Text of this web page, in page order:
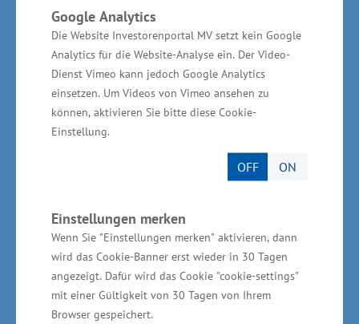
Google Analytics
Die Website Investorenportal MV setzt kein Google
Analytics für die Website-Analyse ein. Der Video-
Dienst Vimeo kann jedoch Google Analytics
einsetzen. Um Videos von Vimeo ansehen zu
können, aktivieren Sie bitte diese Cookie-
Einstellung.
OFF ON
Einstellungen merken
Wenn Sie "Einstellungen merken" aktivieren, dann
wird das Cookie-Banner erst wieder in 30 Tagen
angezeigt. Dafür wird das Cookie "cookie-settings"
mit einer Gültigkeit von 30 Tagen von Ihrem
Browser gespeichert.
profilieren und so die Forschungs-,
Entwicklungs- und Innovationskraft der
heimischen Wirtschaft insgesamt zu erhöhen. In
der Förderperiode von 2014 bis 2020 stehen
dafür insgesamt 168 Millionen Euro für
wirtschaftsnahe Forschung und Entwicklung
aus dem „Europäischen Fonds für regionale
Wirtschaftsministerium unterstützt vor Ort
Die geplante Gesamtinvestition des